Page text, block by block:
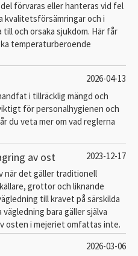
förvaras eller hanteras vid fel
kvalitetsförsämringar och i
och orsaka sjukdom. Här får
temperaturberoende
2026-04-13
i tillräcklig mängd och
för personalhygienen och
du veta mer om vad reglerna
av ost
2023-12-17
när det gäller traditionell
grottor och liknande
till kravet på särskilda
bara gäller själva
osten i mejeriet omfattas inte.
2026-03-06